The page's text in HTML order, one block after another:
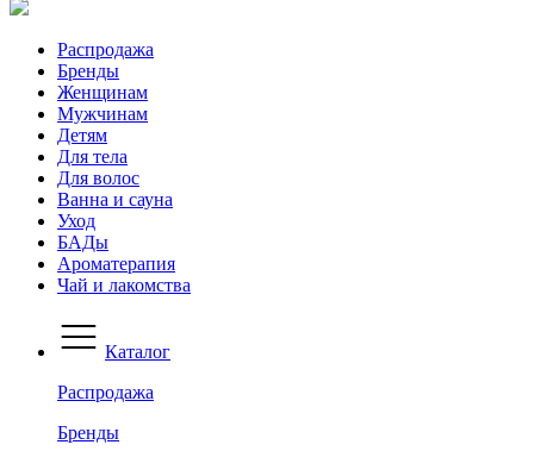
Распродажа
Бренды
Женщинам
Мужчинам
Детям
Для тела
Для волос
Ванна и сауна
Уход
БАДы
Ароматерапия
Чай и лакомства
Каталог
Распродажа
Бренды